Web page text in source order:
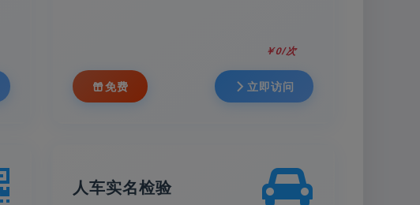
￥0/次
免费 立即访问
人车实名检验